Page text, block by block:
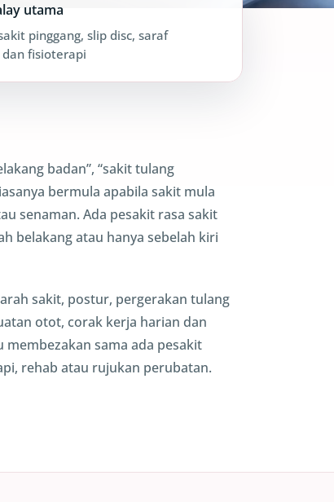
utama
pinggang, slip disc, saraf
fisioterapi
badan”, “sakit tulang
bermula apabila sakit mula
senaman. Ada pesakit rasa sakit
belakang atau hanya sebelah kiri
sakit, postur, pergerakan tulang
otot, corak kerja harian dan
sama ada pesakit
rehab atau rujukan perubatan.